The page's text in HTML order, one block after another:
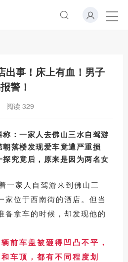
出事！床上有血！男子
警！
阅读 329
： 一家人去佛山三水自驾游
朝落楼发现爱车竟遭严重损
究竟后，原来是因为两名女
一家人自驾游来到佛山三
位于西南街的酒店。 但当
备拿车的时候，却发现他的
前车盖被砸得凹凸不平，
车顶，都有不同程度划